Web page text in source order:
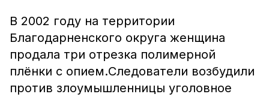
В 2002 году на территории
Благодарненского округа женщина
продала три отрезка полимерной
плёнки с опием.Следователи возбудили
против злоумышленницы уголовное